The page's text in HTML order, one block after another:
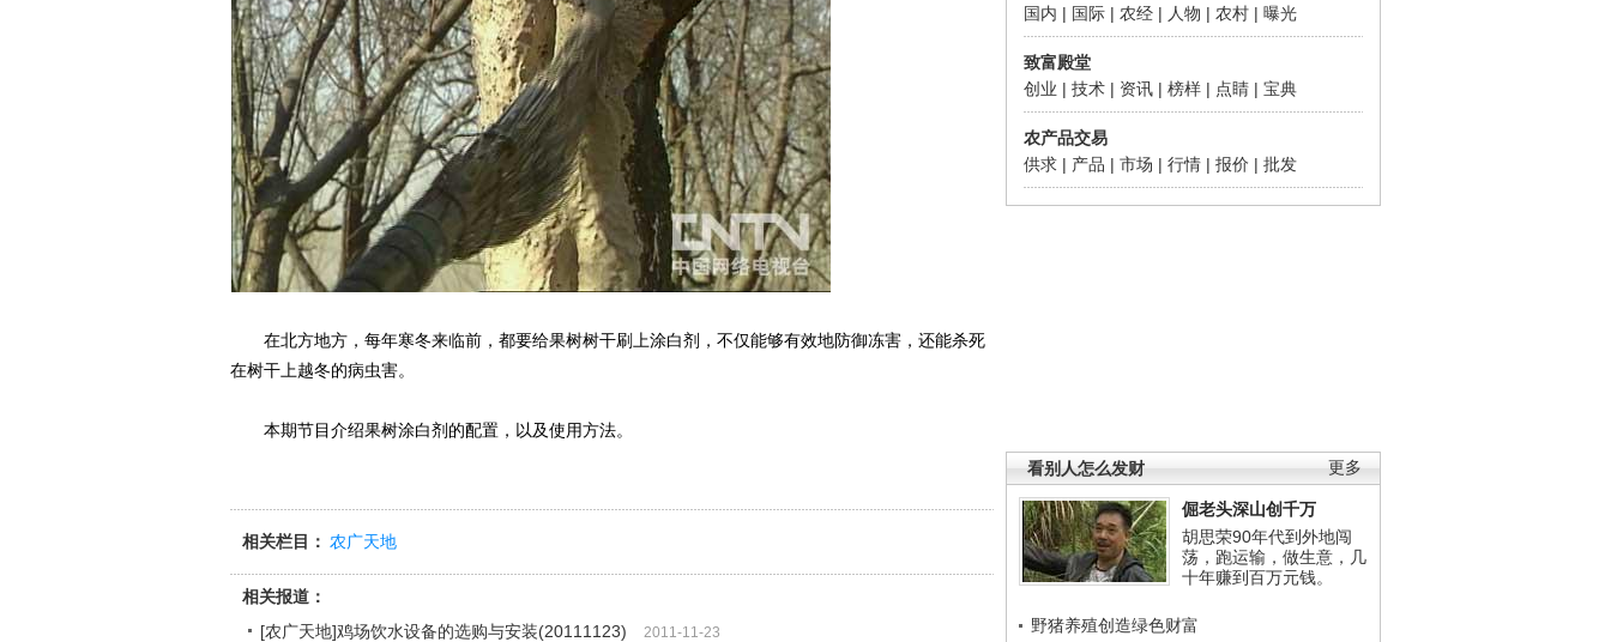
国内 | 国际 | 农经 | 人物 | 农村 | 曝光
致富殿堂
创业 | 技术 | 资讯 | 榜样 | 点睛 | 宝典
农产品交易
供求 | 产品 | 市场 | 行情 | 报价 | 批发
更多
看别人怎么发财
倔老头深山创千万
胡思荣90年代到外地闯
荡，跑运输，做生意，几
十年赚到百万元钱。
野猪养殖创造绿色财富
在北方地方，每年寒冬来临前，都要给果树树干刷上涂白剂，不仅能够有效地防御冻害，还能杀死
在树干上越冬的病虫害。
本期节目介绍果树涂白剂的配置，以及使用方法。
相关栏目： 农广天地
相关报道：
[农广天地]鸡场饮水设备的选购与安装(20111123)
2011-11-23